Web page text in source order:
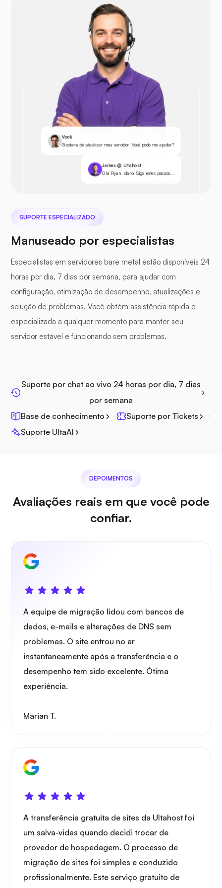
Você
Gostaria de atualizar meu servidor. Você pode me ajudar?
James @ Ultahost
Olá Ryan, claro! Siga estes passos...
SUPORTE ESPECIALIZADO
Manuseado por especialistas
Especialistas em servidores bare metal estão disponíveis 24
horas por dia, 7 dias por semana, para ajudar com
configuração, otimização de desempenho, atualizações e
solução de problemas. Você obtém assistência rápida e
especializada a qualquer momento para manter seu
servidor estável e funcionando sem problemas.
Suporte por chat ao vivo 24 horas por dia, 7 dias
por semana
Base de conhecimento
Suporte por Tickets
Suporte UltaAI
DEPOIMENTOS
Avaliações reais em que você pode
confiar.
A equipe de migração lidou com bancos de
dados, e-mails e alterações de DNS sem
problemas. O site entrou no ar
instantaneamente após a transferência e o
desempenho tem sido excelente. Ótima
experiência.
Marian T.
A transferência gratuita de sites da Ultahost foi
um salva-vidas quando decidi trocar de
provedor de hospedagem. O processo de
migração de sites foi simples e conduzido
profissionalmente. Este serviço gratuito de